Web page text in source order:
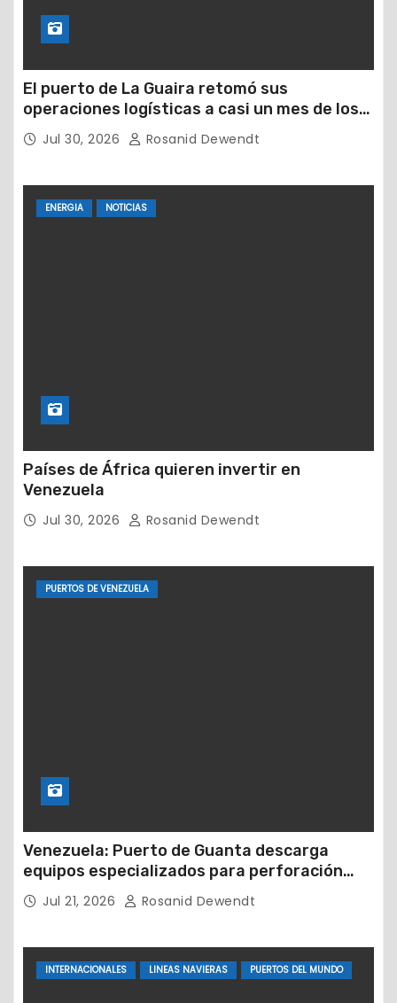
El puerto de La Guaira retomó sus
operaciones logísticas a casi un mes de los
devastadores terremotos
Jul 30, 2026 Rosanid Dewendt
ENERGIA NOTICIAS
Países de África quieren invertir en
Venezuela
Jul 30, 2026 Rosanid Dewendt
PUERTOS DE VENEZUELA
Venezuela: Puerto de Guanta descarga
equipos especializados para perforación
petrolera
Jul 21, 2026 Rosanid Dewendt
INTERNACIONALES LINEAS NAVIERAS PUERTOS DEL MUNDO